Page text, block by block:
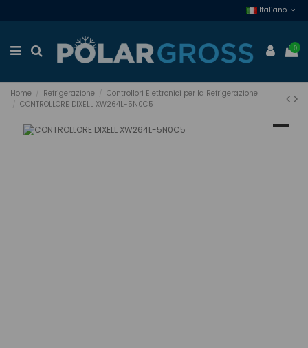
Italiano
0
Home Refrigerazione
Controllori Elettronici per la Refrigerazione
CONTROLLORE DIXELL XW264L-5N0C5